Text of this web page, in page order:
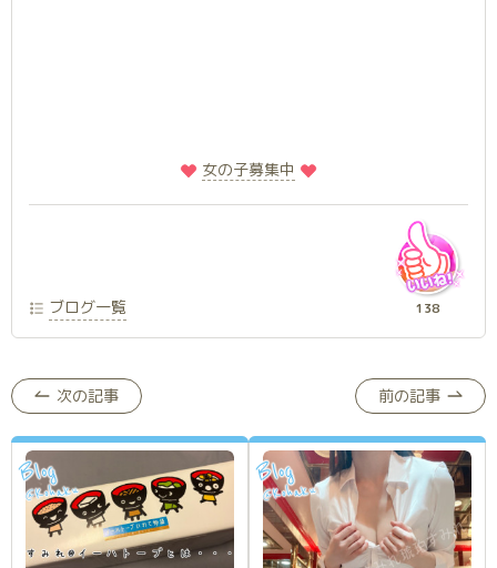
️女の子募集中
ブログ一覧 138
次の記事
Blog
@Kohaku
前の記事
Blog
@Kohaku